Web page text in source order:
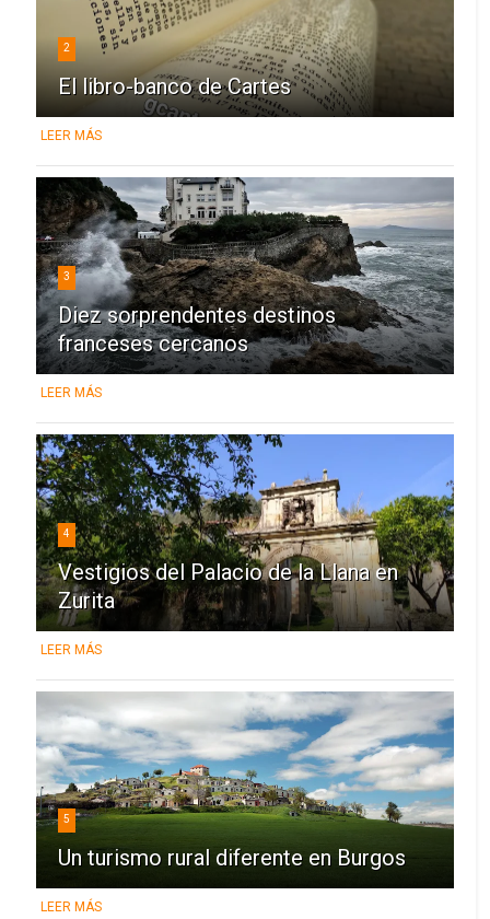
2
El libro-banco de Cartes
LEER MÁS
3
Diez sorprendentes destinos
franceses cercanos
LEER MÁS
4
Vestigios del Palacio de la Llana en
Zurita
LEER MÁS
5
Un turismo rural diferente en Burgos
LEER MÁS